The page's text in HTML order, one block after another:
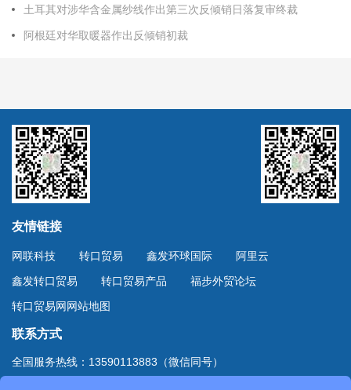
土耳其对涉华含金属纱线作出第三次反倾销日落复审终裁
阿根廷对华取暖器作出反倾销初裁
友情链接
网联科技 转口贸易 鑫发环球国际
阿里云
鑫发转口贸易
转口贸易产品
福步外贸论坛
转口贸易网网站地图
联系方式
全国服务热线：13590113883（微信同号）